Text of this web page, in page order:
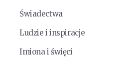
Świadectwa
Ludzie i inspiracje
Imiona i święci